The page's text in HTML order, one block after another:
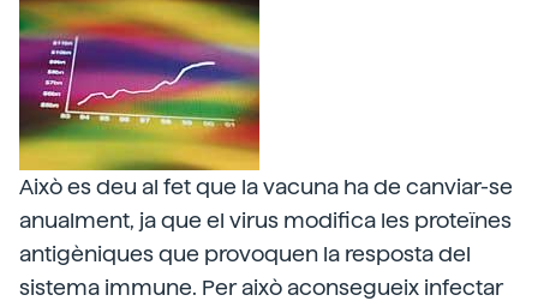
Això es deu al fet que la vacuna ha de canviar-se
anualment, ja que el virus modifica les proteïnes
antigèniques que provoquen la resposta del
sistema immune. Per això aconsegueix infectar